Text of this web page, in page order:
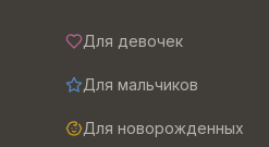
Для девочек
Для мальчиков
Для новорожденных